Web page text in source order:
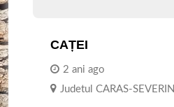
CAȚEI
2 ani ago
Judetul CARAS-SEVERIN